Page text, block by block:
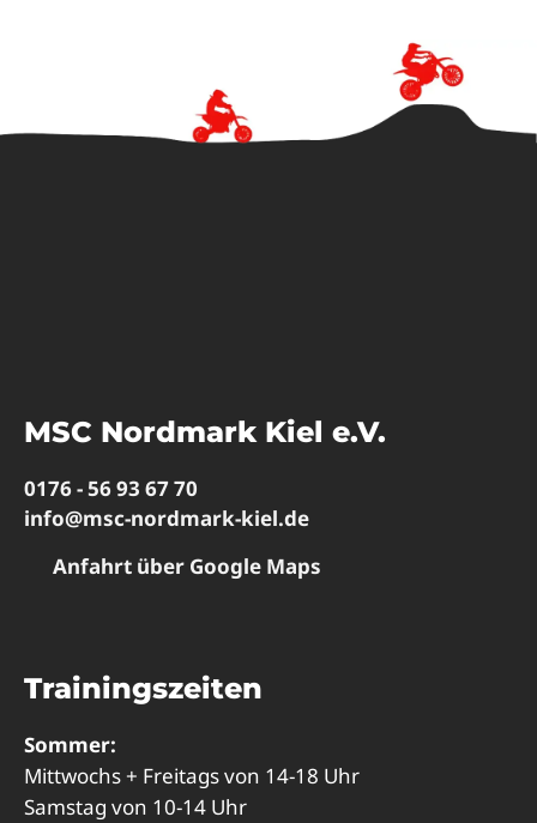
MSC Nordmark Kiel e.V.
0176 - 56 93 67 70
info@msc-nordmark-kiel.de
Anfahrt über Google Maps
Trainingszeiten
Sommer:
Mittwochs + Freitags von 14-18 Uhr
Samstag von 10-14 Uhr